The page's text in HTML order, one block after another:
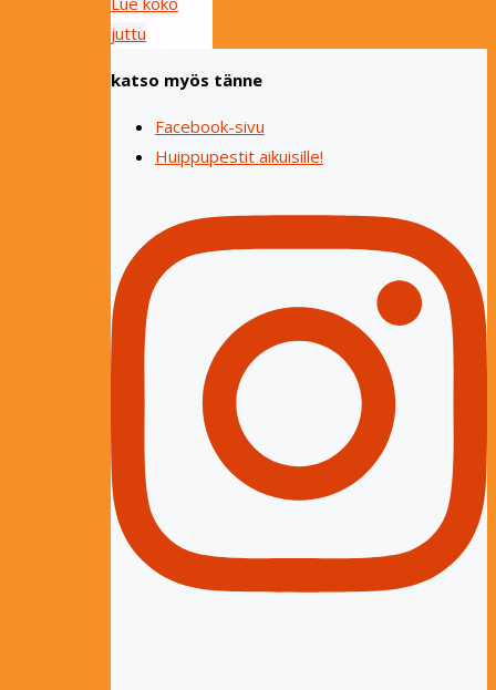
juttu
alkanut!"
katso myös tänne
Facebook-sivu
Huippupestit aikuisille!